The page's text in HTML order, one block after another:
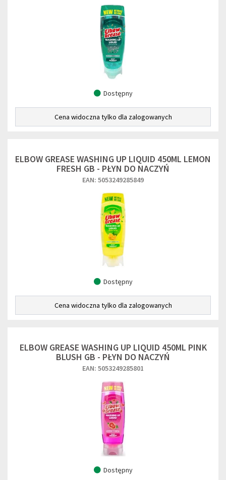
Dostępny
Cena widoczna tylko dla zalogowanych
ELBOW GREASE WASHING UP LIQUID 450ML LEMON
FRESH GB - PŁYN DO NACZYŃ
EAN: 5053249285849
Dostępny
Cena widoczna tylko dla zalogowanych
ELBOW GREASE WASHING UP LIQUID 450ML PINK
BLUSH GB - PŁYN DO NACZYŃ
EAN: 5053249285801
Dostępny